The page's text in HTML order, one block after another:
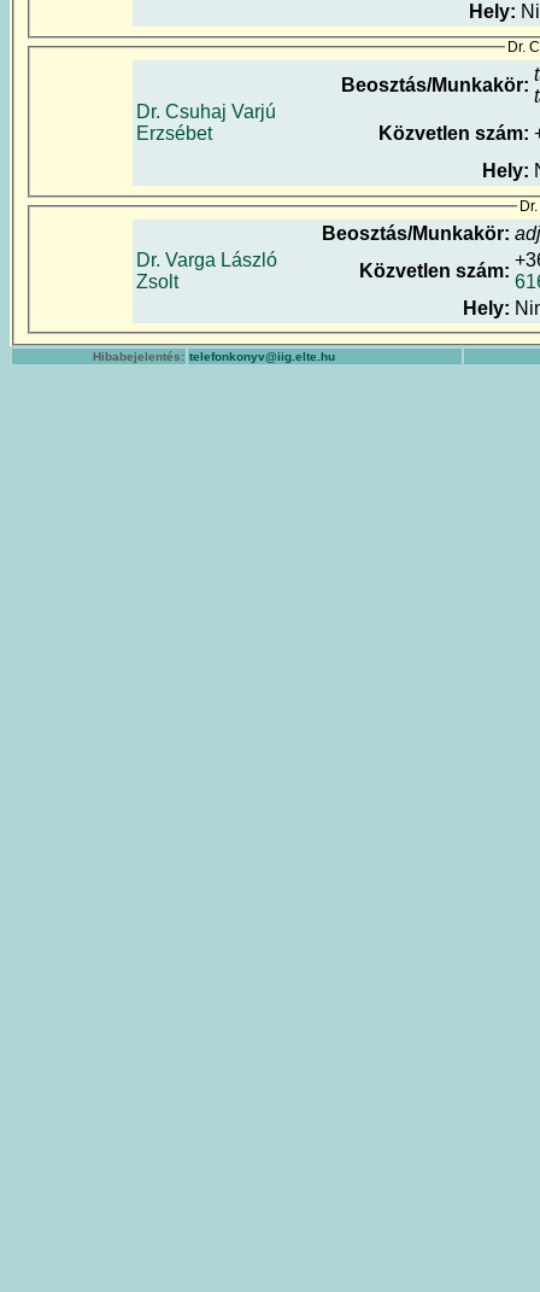
Hely:
Dr.
Dr. Csuhaj Varjú
Erzsébet
Beosztás/Munkakör:
Közvetlen szám:
Hely:
Dr. Varga László
Zsolt
Beosztás/Munkakör:
Közvetlen szám:
Hely:
Hibabejelentés: telefonkonyv@iig.elte.hu